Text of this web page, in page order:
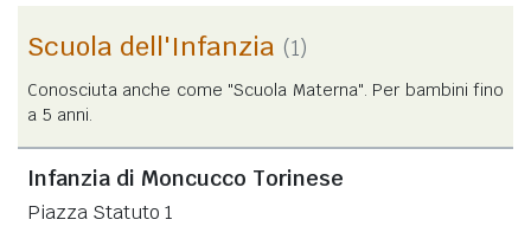
Scuola dell'Infanzia (1)
Conosciuta anche come "Scuola Materna". Per bambini fino
a 5 anni.
Infanzia di Moncucco Torinese
Piazza Statuto 1